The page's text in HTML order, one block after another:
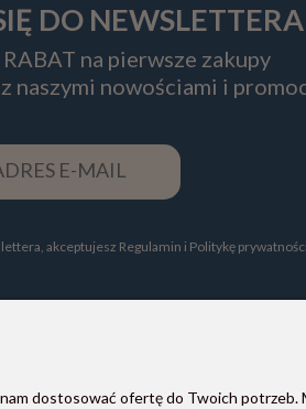
DO NEWSLETTERA
na pierwsze zakupy
naszymi nowościami i
akceptujesz Regulamin i Politykę
PŁATNOŚCI I DOSTAWA
dostosować ofertę do Twoich